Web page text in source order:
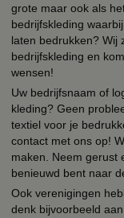
grote maar ook als
bedrijfskleding
laten bedrukken? Wij
bedrijfskleding en
wensen!
Uw bedrijfsnaam of
kleding? Geen
textiel voor je
contact met ons op!
maken. Neem gerust
benieuwd bent naar
Ook verenigingen
denk bijvoorbeeld